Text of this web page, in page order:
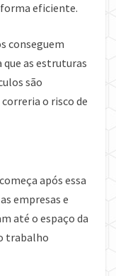
eficiente.
conseguem
que as estruturas
são
o risco de
após essa
empresas e
até o espaço da
trabalho